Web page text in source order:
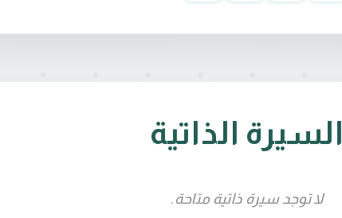
السيرة الذاتية
لا توجد سيرة ذاتية متاحة.